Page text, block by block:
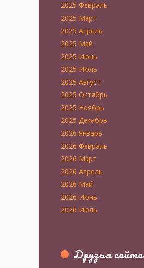
2025 Февраль
2025 Март
2025 Апрель
2025 Май
2025 Июнь
2025 Июль
2025 Август
2025 Октябрь
2025 Ноябрь
2025 Декабрь
2026 Январь
2026 Февраль
2026 Март
2026 Апрель
2026 Май
2026 Июнь
2026 Июль
Друзья сайта